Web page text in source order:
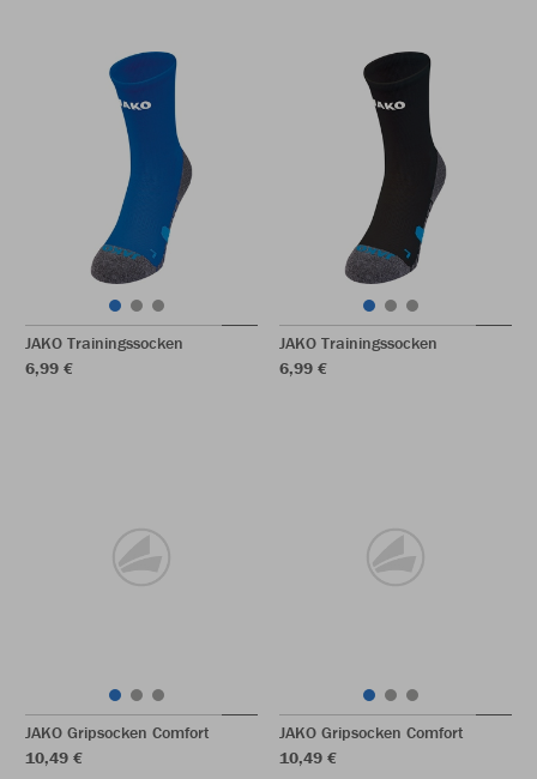
JAKO Trainingssocken
6,99 €
JAKO Trainingssocken
6,99 €
JAKO Gripsocken Comfort
10,49 €
JAKO Gripsocken Comfort
10,49 €